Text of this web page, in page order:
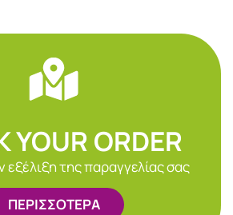
YOUR ORDER
εξέλιξη της παραγγελίας σας
ΠΕΡΙΣΣΟΤΕΡΑ